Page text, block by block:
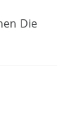
Die